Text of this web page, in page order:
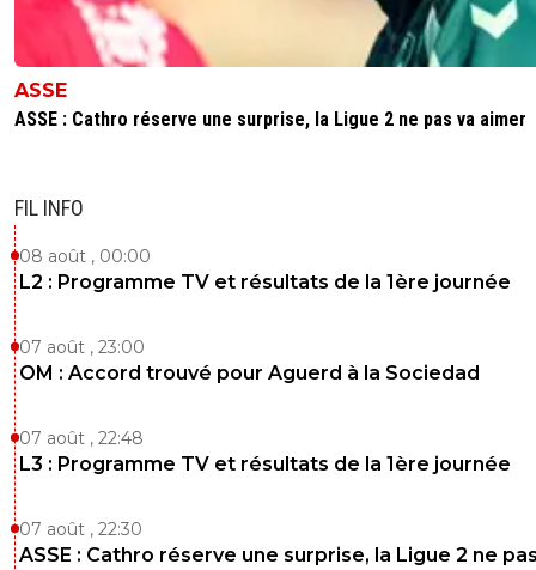
ASSE
ASSE : Cathro réserve une surprise, la Ligue 2 ne pas va aimer
FIL INFO
08 août , 00:00
L2 : Programme TV et résultats de la 1ère journée
07 août , 23:00
OM : Accord trouvé pour Aguerd à la Sociedad
07 août , 22:48
L3 : Programme TV et résultats de la 1ère journée
07 août , 22:30
ASSE : Cathro réserve une surprise, la Ligue 2 ne